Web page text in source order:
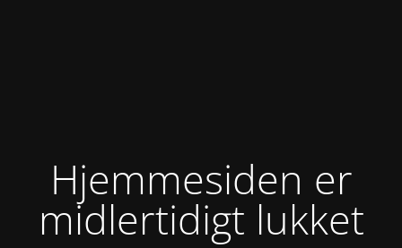
Hjemmesiden er
midlertidigt lukket